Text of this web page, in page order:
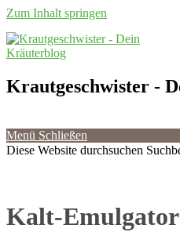
Zum Inhalt springen
Krautgeschwister -
Menü Schließen
Diese Website durchsuchen
Kalt-Emulgator